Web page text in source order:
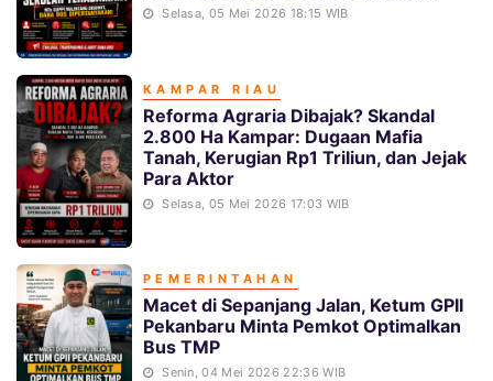
Selasa, 05 Mei 2026 18:15 WIB
KAMPAR RIAU
Reforma Agraria Dibajak? Skandal
2.800 Ha Kampar: Dugaan Mafia
Tanah, Kerugian Rp1 Triliun, dan Jejak
Para Aktor
Selasa, 05 Mei 2026 17:03 WIB
PEMERINTAHAN
Macet di Sepanjang Jalan, Ketum GPII
Pekanbaru Minta Pemkot Optimalkan
Bus TMP
Senin, 04 Mei 2026 22:36 WIB